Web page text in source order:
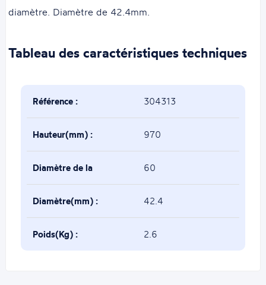
diamètre. Diamètre de 42.4mm.
Tableau des caractéristiques techniques
Référence : 304313
Hauteur(mm) : 970
Diamètre de la
base(mm) :
60
Diamètre(mm) : 42.4
Poids(Kg) : 2.6